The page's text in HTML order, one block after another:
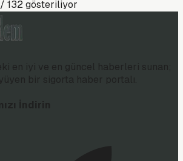
/ 132gösteriliyor